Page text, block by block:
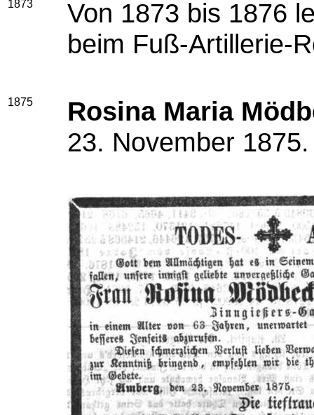
1873
Von 1873 bis 1876
beim Fuß-Artillerie-
1875
Rosina Maria
23. November 1875.